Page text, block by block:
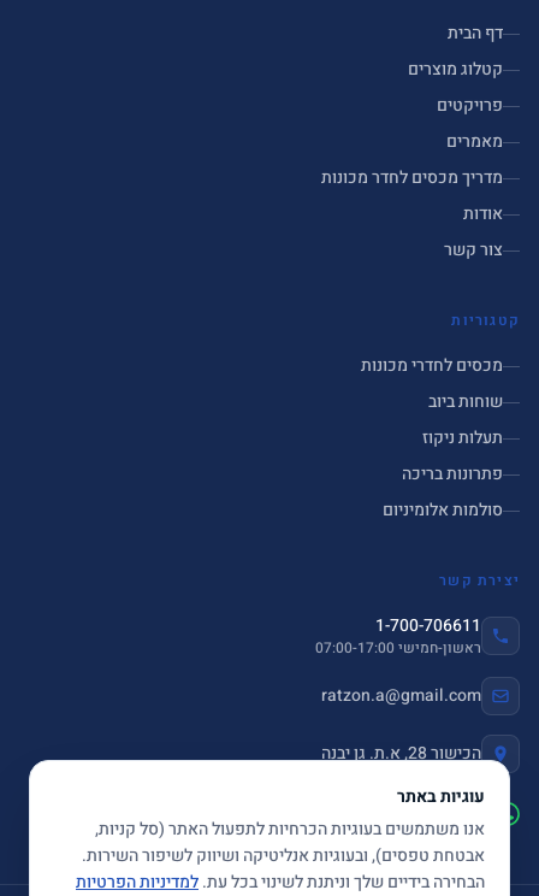
עוגיות באתר
אנו משתמשים בעוגיות הכרחיות לתפעול האתר (סל קניות,
אבטחת טפסים), ובעוגיות אנליטיקה ושיווק לשיפור השירות.
הבחירה בידיים שלך וניתנת לשינוי בכל עת.למדיניות הפרטיות
דף הבית
קטלוג מוצרים
פרויקטים
מאמרים
מדריך מכסים לחדר מכונות
אודות
צור קשר
קטגוריות
מכסים לחדרי מכונות
שוחות ביוב
תעלות ניקוז
פתרונות בריכה
סולמות אלומיניום
יצירת קשר
1-700-706611
ראשון-חמישי 07:00-17:00
ratzon.a@gmail.com
הכישור 28, א.ת. גן יבנה